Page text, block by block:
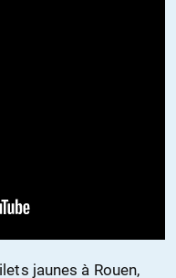
jaunes à Rouen,